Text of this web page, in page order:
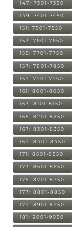
147: 7301-7350
149: 7401-7450
151: 7501-7550
153: 7601-7650
155: 7701-7750
157: 7801-7850
159: 7901-7950
161: 8001-8050
163: 8101-8150
165: 8201-8250
167: 8301-8350
169: 8401-8450
171: 8501-8550
173: 8601-8650
175: 8701-8750
177: 8801-8850
179: 8901-8950
181: 9001-9050